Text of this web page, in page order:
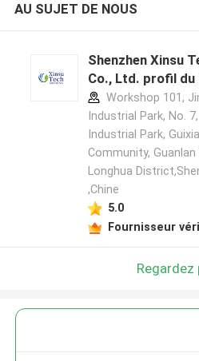
AU SUJET DE NOUS
Shenzhen Xinsu
Co., Ltd. profil
Workshop 101,
Industrial Park, No.
Industrial Park,
Community,
Longhua
,Chine
5.0
Fournisseur
Regardez